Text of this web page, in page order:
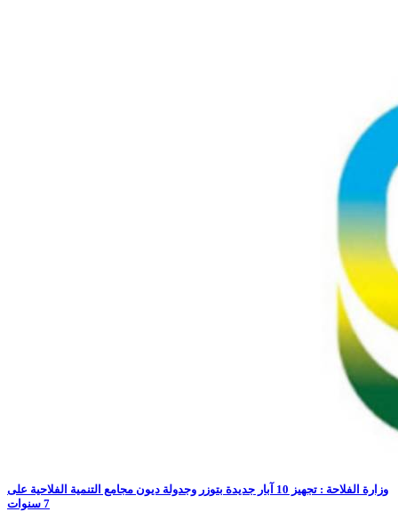
وزارة الفلاحة : تجهيز 10 آبار جديدة بتوزر وجدولة ديون مجامع التنمية الفلاحية على
7 سنوات